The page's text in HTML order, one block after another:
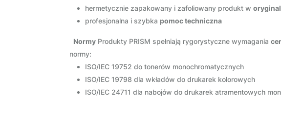
hermetycznie zapakowany i zafoliowany produkt w
profesjonalna i szybka pomoc techniczna
Normy Produkty PRISM spełniają rygorystyczne wymagania
normy:
ISO/IEC 19752 do tonerów monochromatycznych
ISO/IEC 19798 dla wkładów do drukarek kolorowych
ISO/IEC 24711 dla nabojów do drukarek atramentowych